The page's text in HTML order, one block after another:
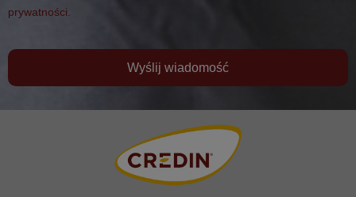
prywatności.
Wyślij wiadomość